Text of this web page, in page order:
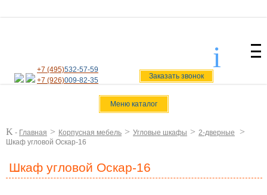
+7 (495)532-57-59
+7 (926)009-82-35 Заказать звонок
i
Меню каталог
K - Главная > Корпусная мебель > Угловые шкафы > 2-дверные >
Шкаф угловой Оскар-16
Шкаф угловой Оскар-16